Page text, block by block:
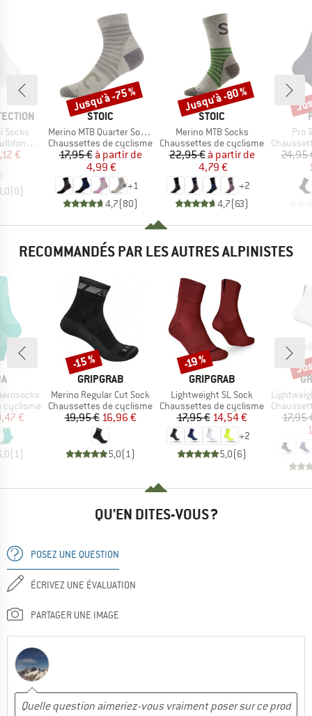
Socks
réduit
€
(0)
MARQUE
STOIC
Article
Merino MTB Quarter Socks
Product group
Chaussettes de cyclisme
Prix
17,95 € Prix réduit
à partir de
4,99 €
+1
4,7(80)
Remise
Jusqu'à -75 %
MARQUE
STOIC
Article
Merino MTB Socks
Product group
Chaussettes de cyclisme
Prix
22,95 € Prix réduit
à partir de
4,79 €
+2
4,7(63)
Remise
Jusqu'à -80 %
Pro
Product
24,95
RECOMMANDÉS PAR LES AUTRES ALPINISTES
cyclisme
réduit
€
(1)
MARQUE
GRIPGRAB
Article
Merino Regular Cut Sock
Product group
Chaussettes de cyclisme
Prix
19,95 €Prix réduit
16,96 €
5,0(1)
Remise
-15 %
MARQUE
GRIPGRAB
Article
Lightweight SL Sock
Product group
Chaussettes de cyclisme
Prix
17,95 € Prix réduit
14,54 €
+2
5,0(6)
Remise
-19 %
Article
Product
17,95
QU'EN DITES-VOUS ?
POSEZ UNE QUESTION
ÉCRIVEZ UNE ÉVALUATION
PARTAGER UNE IMAGE